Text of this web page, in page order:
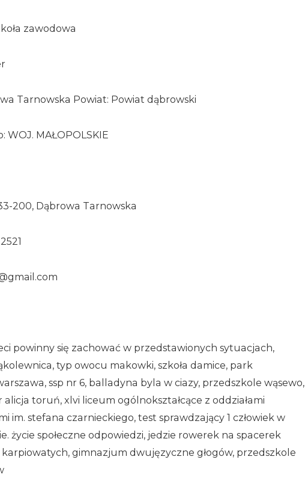
zawodowa
Tarnowska Powiat: Powiat dąbrowski
WOJ. MAŁOPOLSKIE
200, Dąbrowa Tarnowska
powinny się zachować w przedstawionych sytuacjach,
typ owocu makowki, szkoła damice, park
ssp nr 6, balladyna byla w ciazy, przedszkole wąsewo,
alicja toruń, xlvi liceum ogólnokształcące z oddziałami
im. stefana czarnieckiego, test sprawdzający 1 człowiek w
życie społeczne odpowiedzi, jedzie rowerek na spacerek
gimnazjum dwujęzyczne głogów, przedszkole